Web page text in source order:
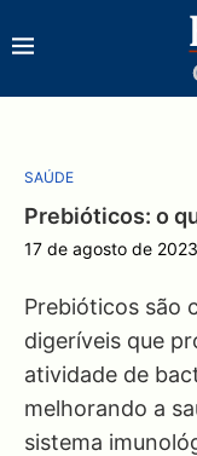
SAÚDE
Prebióticos: o
17 de agosto de 2023
Prebióticos são
digeríveis que
atividade de
melhorando a
sistema